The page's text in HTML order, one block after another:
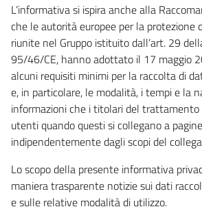
L’informativa si ispira anche alla
che le autorità europee per la protezione
riunite nel Gruppo istituito dall’art. 29
95/46/CE, hanno adottato il 17 maggio
alcuni requisiti minimi per la raccolta di
e, in particolare, le modalità, i tempi e la
informazioni che i titolari del
utenti quando questi si collegano a
indipendentemente dagli scopi del
Lo scopo della presente informativa
maniera trasparente notizie sui dati
e sulle relative modalità di utilizzo.